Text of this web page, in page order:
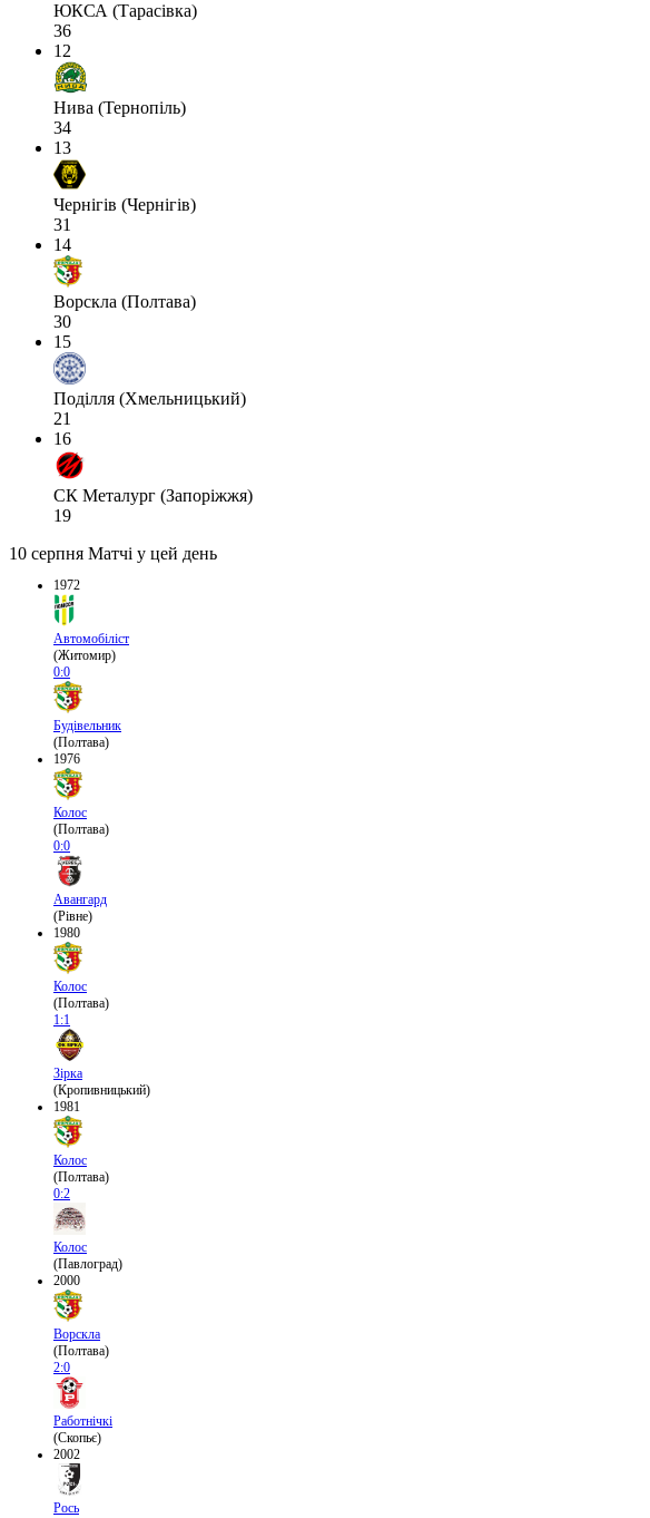
ЮКСА (Тарасівка)
36
12
Нива (Тернопіль)
34
13
Чернігів (Чернігів)
31
14
Ворскла (Полтава)
30
15
Поділля (Хмельницький)
21
16
СК Металург (Запоріжжя)
19
10 серпня Матчі у цей день
1972
Автомобіліст
(Житомир)
0:0
Будівельник
(Полтава)
1976
Колос
(Полтава)
0:0
Авангард
(Рівне)
1980
Колос
(Полтава)
1:1
Зірка
(Кропивницький)
1981
Колос
(Полтава)
0:2
Колос
(Павлоград)
2000
Ворскла
(Полтава)
2:0
Работнічкі
(Скопьє)
2002
Рось